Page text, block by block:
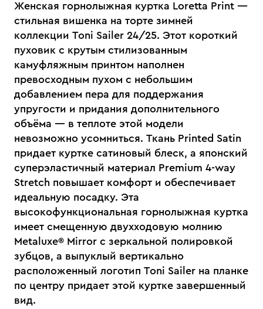
Женская горнолыжная куртка Loretta Print —
стильная вишенка на торте зимней
коллекции Toni Sailer 24/25. Этот короткий
пуховик с крутым стилизованным
камуфляжным принтом наполнен
превосходным пухом с небольшим
добавлением пера для поддержания
упругости и придания дополнительного
объёма — в теплоте этой модели
невозможно усомниться. Ткань Printed Satin
придает куртке сатиновый блеск, а японский
суперэластичный материал Premium 4-way
Stretch повышает комфорт и обеспечивает
идеальную посадку. Эта
высокофункциональная горнолыжная куртка
имеет смещенную двухходовую молнию
Metaluxe® Mirror с зеркальной полировкой
зубцов, а выпуклый вертикально
расположенный логотип Toni Sailer на планке
по центру придает этой куртке завершенный
вид.